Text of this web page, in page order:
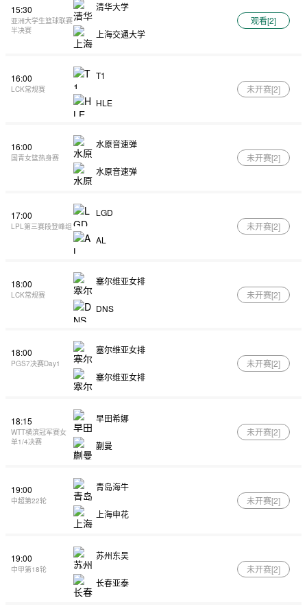
15:30
亚洲大学生篮球联赛
半决赛
清华大学
上海交通大学
观看[2]
16:00
LCK常规赛
T1
HLE
未开赛[2]
16:00
国青女篮热身赛
水原音速弹
水原音速弹
未开赛[2]
17:00
LPL第三赛段登峰组
LGD
AL
未开赛[2]
18:00
LCK常规赛
塞尔维亚女排
DNS
未开赛[2]
18:00
PGS7决赛Day1
塞尔维亚女排
塞尔维亚女排
未开赛[2]
18:15
WTT横滨冠军赛女
单1/4决赛
早田希娜
蒯曼
未开赛[2]
19:00
中超第22轮
青岛海牛
上海申花
未开赛[2]
19:00
中甲第18轮
苏州东吴
长春亚泰
未开赛[2]